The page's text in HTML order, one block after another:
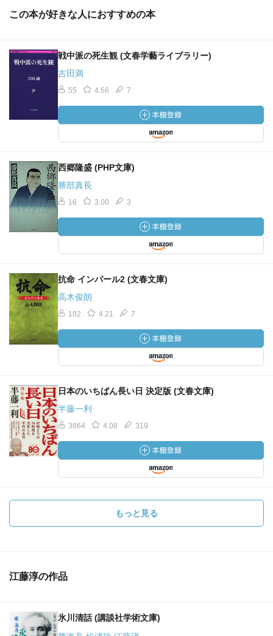
この本が好きな人におすすめの本
戦中派の死生観 (文春学藝ライブラリー)
吉田満
55 4.56 7
西郷隆盛 (PHP文庫)
勝部真長
16 3.00 3
抗命 インパール2 (文春文庫)
高木俊朗
102 4.21 7
日本のいちばん長い日 決定版 (文春文庫)
半藤一利
3864 4.08 319
もっと見る
江藤淳の作品
氷川清話 (講談社学術文庫)